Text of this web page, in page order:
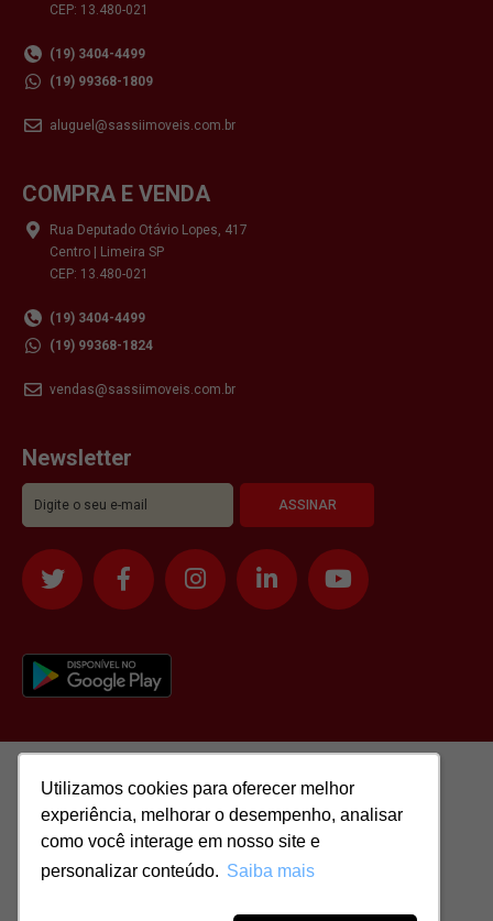
Utilizamos cookies para oferecer melhor
experiência, melhorar o desempenho, analisar
como você interage em nosso site e
personalizar conteúdo. Saiba mais
Utilizamos cookies para oferecer melhor
experiência, melhorar o desempenho, analisar
como você interage em nosso site e
personalizar conteúdo. Saiba mais
CEP: 13.480-021
(19) 3404-4499
(19) 99368-1809
aluguel@sassiimoveis.com.br
COMPRA E VENDA
Rua Deputado Otávio Lopes, 417
Centro | Limeira SP
CEP: 13.480-021
(19) 3404-4499
(19) 99368-1824
vendas@sassiimoveis.com.br
Newsletter
51.417.293/0001-48 | CRECI: J-04970/1